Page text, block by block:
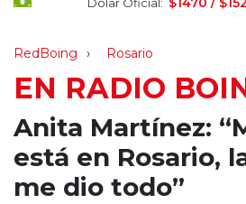
Dólar Oficial:
RedBoing Rosario
EN RADIO
Anita Martínez:
está en Rosario,
me dio todo”